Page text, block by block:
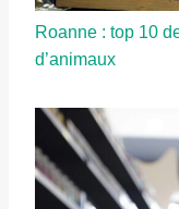
Roanne : top 10
d’animaux